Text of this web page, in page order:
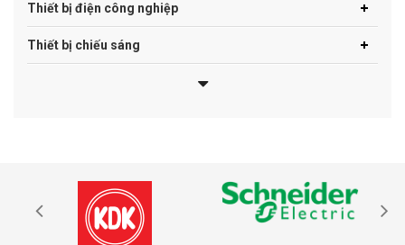
Thiết bị điện công nghiệp
Thiết bị chiếu sáng